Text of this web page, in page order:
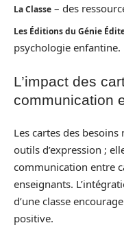
La Classe – des
Les Éditions du Génie
psychologie enfantine.
L’impact des
communication
Les cartes des besoins
outils d’expression ;
communication entre
enseignants.
d’une classe
positive.